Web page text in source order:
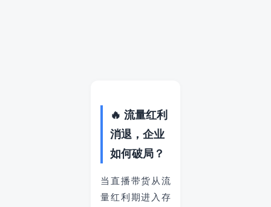
🔥 流量红利
消退，企业
如何破局？
当直播带货从流
量红利期进入存